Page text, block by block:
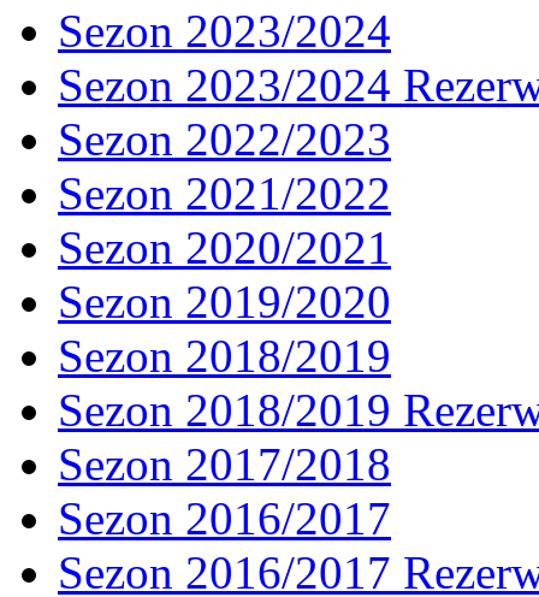
Sezon 2023/2024
Sezon 2023/2024
Sezon 2022/2023
Sezon 2021/2022
Sezon 2020/2021
Sezon 2019/2020
Sezon 2018/2019
Sezon 2018/2019
Sezon 2017/2018
Sezon 2016/2017
Sezon 2016/2017